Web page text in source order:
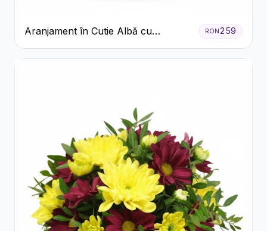
Aranjament în Cutie Albă cu
Trandafiri Roșii și Lisianthus
RON259